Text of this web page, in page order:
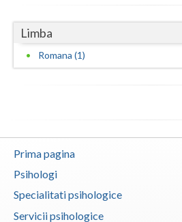
Tulcea
Limba
Romana (1)
Prima pagina
Psihologi
Specialitati psihologice
Servicii psihologice